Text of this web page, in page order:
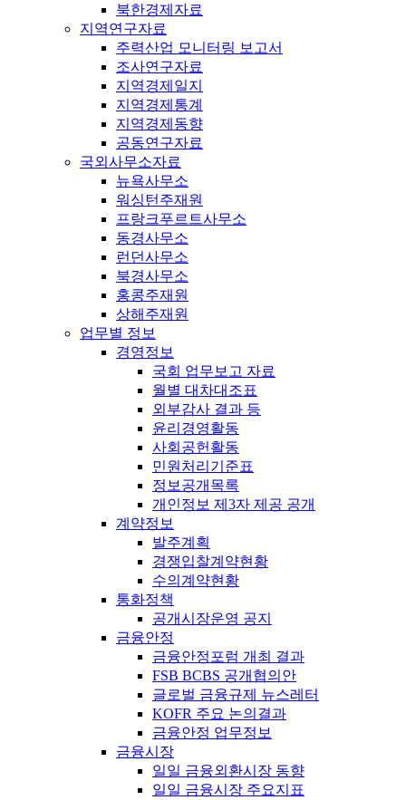
북한경제자료
지역연구자료
주력산업 모니터링 보고서
조사연구자료
지역경제일지
지역경제통계
지역경제동향
공동연구자료
국외사무소자료
뉴욕사무소
워싱턴주재원
프랑크푸르트사무소
동경사무소
런던사무소
북경사무소
홍콩주재원
상해주재원
업무별 정보
경영정보
국회 업무보고 자료
월별 대차대조표
외부감사 결과 등
윤리경영활동
사회공헌활동
민원처리기준표
정보공개목록
개인정보 제3자 제공 공개
계약정보
발주계획
경쟁입찰계약현황
수의계약현황
통화정책
공개시장운영 공지
금융안정
금융안정포럼 개최 결과
FSB BCBS 공개협의안
글로벌 금융규제 뉴스레터
KOFR 주요 논의결과
금융안정 업무정보
금융시장
일일 금융외환시장 동향
일일 금융시장 주요지표